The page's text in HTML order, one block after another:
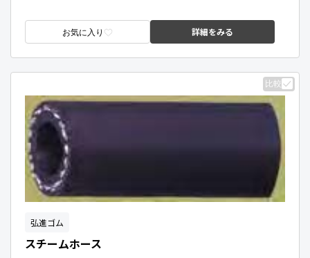
お気に入り 詳細をみる
比較
弘進ゴム
スチームホース